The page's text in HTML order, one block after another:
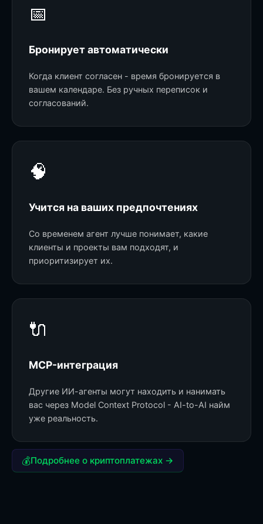
📅
Бронирует автоматически
Когда клиент согласен - время бронируется в
вашем календаре. Без ручных переписок и
согласований.
🧠
Учится на ваших предпочтениях
Со временем агент лучше понимает, какие
клиенты и проекты вам подходят, и
приоритизирует их.
🔌
MCP-интеграция
Другие ИИ-агенты могут находить и нанимать
вас через Model Context Protocol - AI-to-AI найм
уже реальность.
💰Подробнее о криптоплатежах →